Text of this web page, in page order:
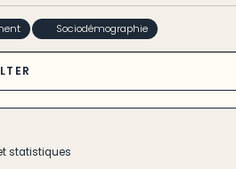
Sociodémographie
statistiques